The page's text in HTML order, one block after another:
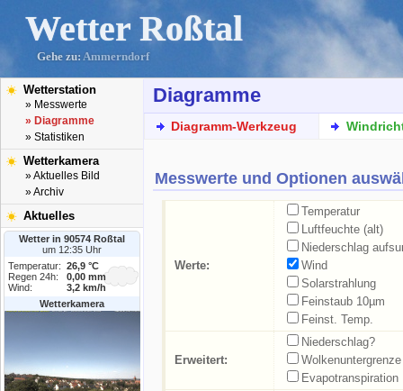
Wetter Roßtal
Gehe zu: Ammerndorf
Wetterstation
» Messwerte
» Diagramme
» Statistiken
Wetterkamera
» Aktuelles Bild
» Archiv
Aktuelles
Wetter in 90574 Roßtal
um 12:35 Uhr
Temperatur:
26,9 °C
Regen 24h:
0,00 mm
Wind:
3,2 km/h
Wetterkamera
Diagramme
Diagramm-Werkzeug
Messwerte und Optionen
Werte:
Temperatur
Luftfeuchte (alt)
Niederschlag
Wind
Solarstrahlung
Feinstaub 10µm
Feinst. Temp.
Erweitert:
Niederschlag?
Evapotranspiration